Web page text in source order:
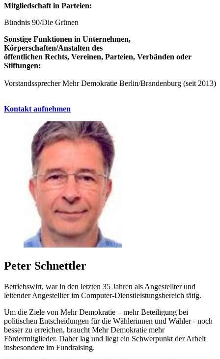
Mitgliedschaft in Parteien:
Bündnis 90/Die Grünen
Sonstige Funktionen in Unternehmen,
Körperschaften/Anstalten des
öffentlichen Rechts, Vereinen, Parteien, Verbänden oder
Stiftungen:
Vorstandssprecher Mehr Demokratie Berlin/Brandenburg (seit 2013)
Kontakt aufnehmen
Peter Schnettler
Betriebswirt, war in den letzten 35 Jahren als Angestellter und
leitender Angestellter im Computer-Dienstleistungsbereich tätig.
Um die Ziele von Mehr Demokratie – mehr Beteiligung bei
politischen Entscheidungen für die Wählerinnen und Wähler - noch
besser zu erreichen, braucht Mehr Demokratie mehr
Fördermitglieder. Daher lag und liegt ein Schwerpunkt der Arbeit
insbesondere im Fundraising.